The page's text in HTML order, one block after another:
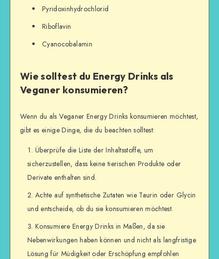
Pyridoxinhydrochlorid
Riboflavin
Cyanocobalamin
Wie solltest du Energy Drinks als
Veganer konsumieren?
Wenn du als Veganer Energy Drinks konsumieren möchtest,
gibt es einige Dinge, die du beachten solltest:
Überprüfe die Liste der Inhaltsstoffe, um
sicherzustellen, dass keine tierischen Produkte oder
Derivate enthalten sind.
Achte auf synthetische Zutaten wie Taurin oder Glycin
und entscheide, ob du sie konsumieren möchtest.
Konsumiere Energy Drinks in Maßen, da sie
Nebenwirkungen haben können und nicht als langfristige
Lösung für Müdigkeit oder Erschöpfung empfohlen